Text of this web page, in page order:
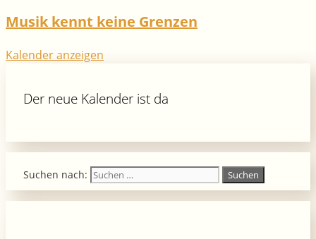
Musik kennt keine Grenzen
Kalender anzeigen
Der neue Kalender ist da
Suchen nach: